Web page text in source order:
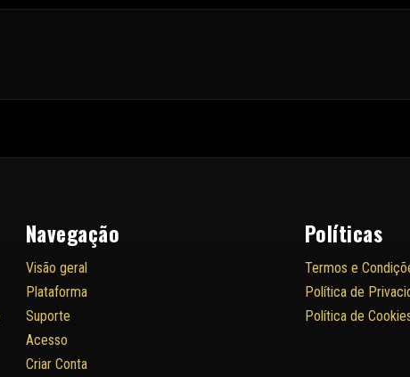
Navegação
Visão geral
Plataforma
Suporte
Acesso
Criar Conta
Políticas
Termos e
Política de
Política de